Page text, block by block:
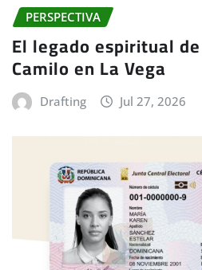
PERSPECTIVA
El legado espiritual
Camilo en La Vega
Drafting Jul 27, 2026